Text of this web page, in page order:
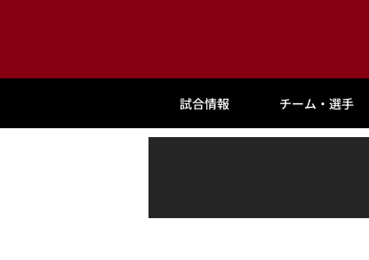
試合情報 チーム・選手